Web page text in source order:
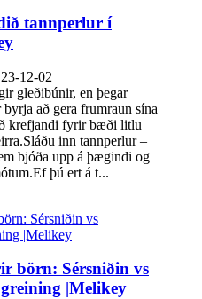
tannperlur í
12-02
gleðibúnir, en þegar
byrja að gera frumraun sína
krefjandi fyrir bæði litlu
inn tannperlur –
bjóða upp á þægindi og
þú ert á t...
börn: Sérsniðin vs
|Melikey